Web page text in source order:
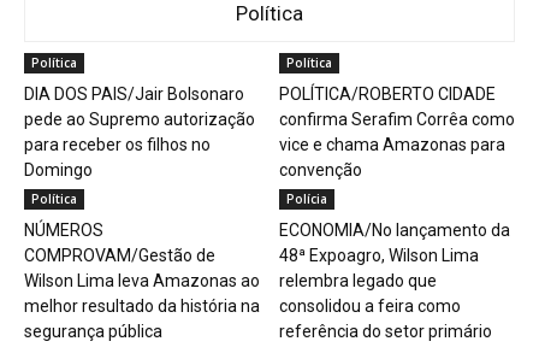
Política
Política
DIA DOS PAIS/Jair Bolsonaro
pede ao Supremo autorização
para receber os filhos no
Domingo
Política
POLÍTICA/ROBERTO CIDADE
confirma Serafim Corrêa como
vice e chama Amazonas para
convenção
Política
NÚMEROS
COMPROVAM/Gestão de
Wilson Lima leva Amazonas ao
melhor resultado da história na
segurança pública
Polícia
ECONOMIA/No lançamento da
48ª Expoagro, Wilson Lima
relembra legado que
consolidou a feira como
referência do setor primário